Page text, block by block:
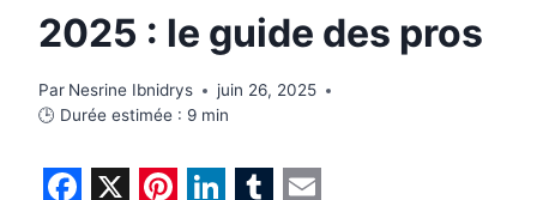
2025 : le guide des pros
Par Nesrine Ibnidrys
juin 26, 2025
🕒 Durée estimée : 9 min